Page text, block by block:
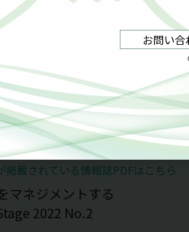
たら負け、同じ時間を過ごすならむ
履歴書がどのように書き換えられ
掲載されている情報誌PDFはこちら
マネジメントする
2022 No.2